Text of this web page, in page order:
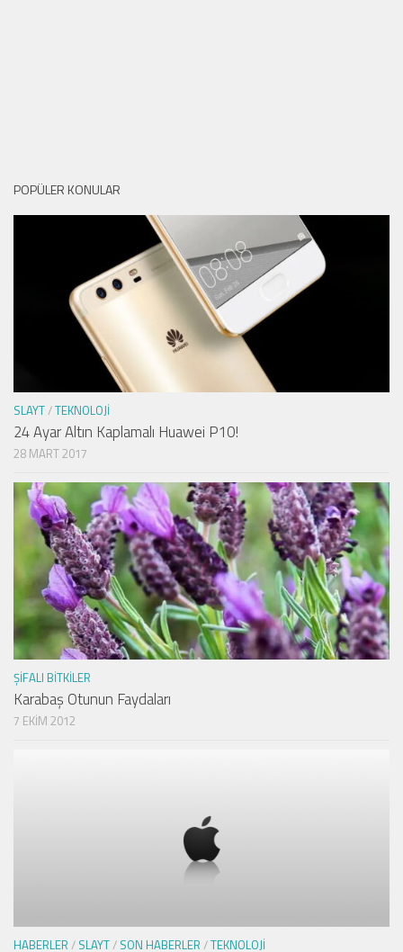
POPÜLER KONULAR
SLAYT/TEKNOLOJI
24 Ayar Altın Kaplamalı Huawei P10!
28 MART 2017
ŞIFALI BITKILER
Karabaş Otunun Faydaları
7 EKIM 2012
HABERLER / SLAYT/ SON HABERLER /TEKNOLOJI